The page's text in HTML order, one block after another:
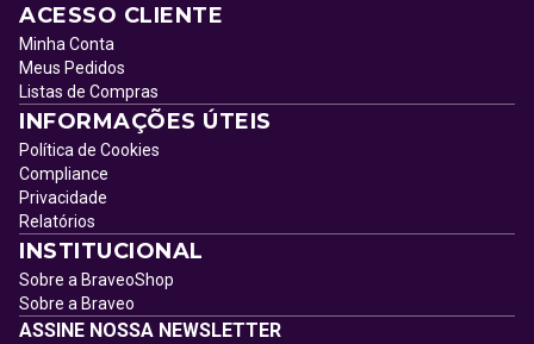
ACESSO CLIENTE
Minha Conta
Meus Pedidos
Listas de Compras
INFORMAÇÕES ÚTEIS
Política de Cookies
Compliance
Privacidade
Relatórios
INSTITUCIONAL
Sobre a BraveoShop
Sobre a Braveo
ASSINE NOSSA NEWSLETTER